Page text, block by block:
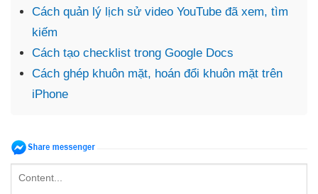
Cách quản lý lịch sử video YouTube đã xem, tìm
kiếm
Cách tạo checklist trong Google Docs
Cách ghép khuôn mặt, hoán đổi khuôn mặt trên
iPhone